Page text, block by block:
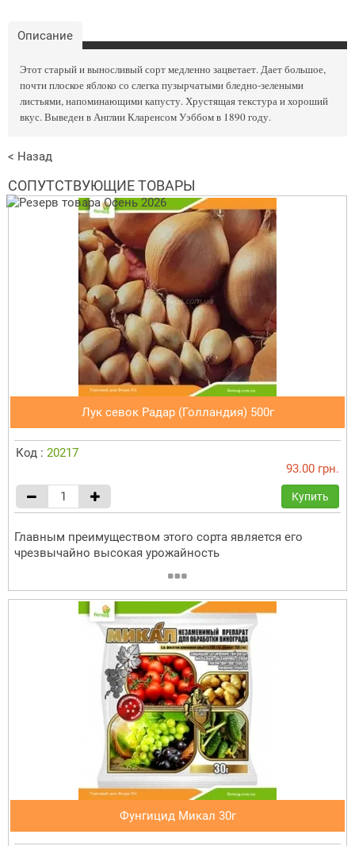
Описание
Этот старый и выносливый сорт медленно зацветает. Дает большое,
почти плоское яблоко со слегка пузырчатыми бледно-зелеными
листьями, напоминающими капусту. Хрустящая текстура и хороший
вкус. Выведен в Англии Кларенсом Уэббом в 1890 году.
< Назад
СОПУТСТВУЮЩИЕ ТОВАРЫ
Лук севок Радар (Голландия) 500г
Код : 20217
93.00 грн.
Купить
Главным преимуществом этого сорта является его
чрезвычайно высокая урожайность
Фунгицид Микал 30г